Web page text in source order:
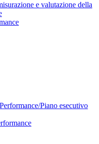
e valutazione della
Piano esecutivo